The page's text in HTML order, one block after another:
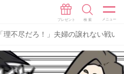
「理不尽だろ！」夫婦の譲れない戦